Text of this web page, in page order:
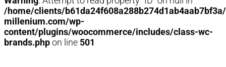
/home/clients/
millenium.com/wp-
content/plugins/woocommerce/includes/class-wc-
brands.phpon line 501